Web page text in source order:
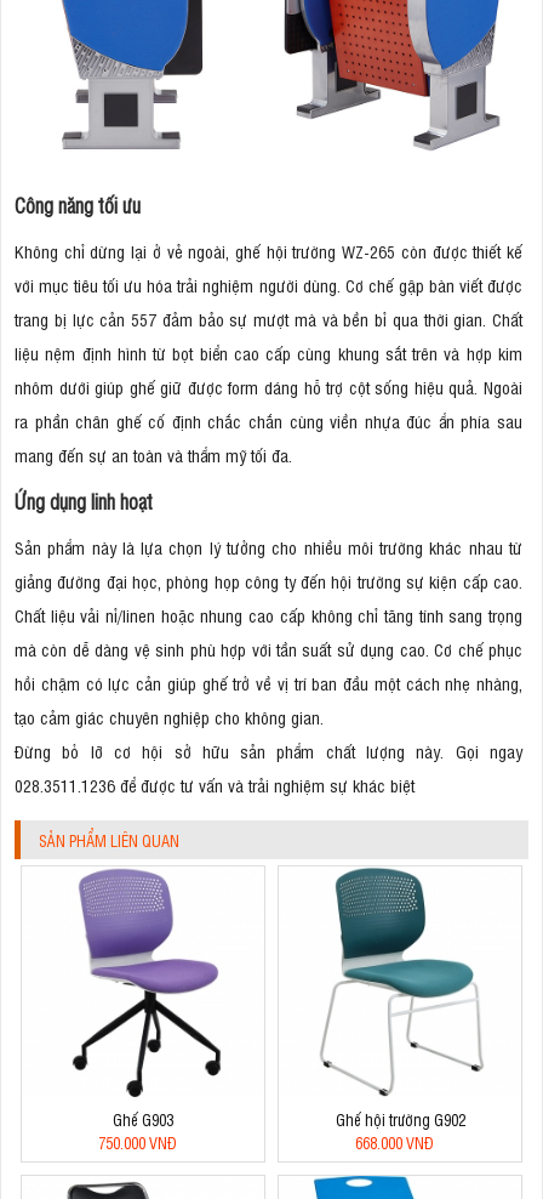
Công năng tối ưu
Không chỉ dừng lại ở vẻ ngoài, ghế hội trường WZ-265 còn được thiết kế
với mục tiêu tối ưu hóa trải nghiệm người dùng. Cơ chế gập bàn viết được
trang bị lực cản 557 đảm bảo sự mượt mà và bền bỉ qua thời gian. Chất
liệu nệm định hình từ bọt biển cao cấp cùng khung sắt trên và hợp kim
nhôm dưới giúp ghế giữ được form dáng hỗ trợ cột sống hiệu quả. Ngoài
ra phần chân ghế cố định chắc chắn cùng viền nhựa đúc ẩn phía sau
mang đến sự an toàn và thẩm mỹ tối đa.
Ứng dụng linh hoạt
Sản phẩm này là lựa chọn lý tưởng cho nhiều môi trường khác nhau từ
giảng đường đại học, phòng họp công ty đến hội trường sự kiện cấp cao.
Chất liệu vải nỉ/linen hoặc nhung cao cấp không chỉ tăng tính sang trọng
mà còn dễ dàng vệ sinh phù hợp với tần suất sử dụng cao. Cơ chế phục
hồi chậm có lực cản giúp ghế trở về vị trí ban đầu một cách nhẹ nhàng,
tạo cảm giác chuyên nghiệp cho không gian.
Đừng bỏ lỡ cơ hội sở hữu sản phẩm chất lượng này. Gọi ngay
028.3511.1236 để được tư vấn và trải nghiệm sự khác biệt
SẢN PHẨM LIÊN QUAN
Ghế G903
750.000 VNĐ
Ghế hội trường G902
668.000 VNĐ